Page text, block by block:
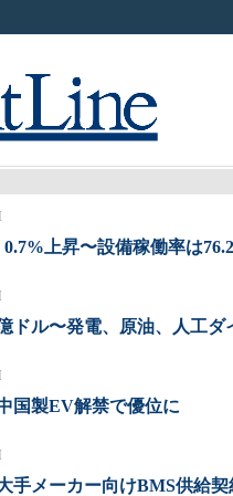
上昇〜設備稼働率は
ドル〜発電、原油、人工ダ
国製EV解禁で優位に
手メーカー向けBMS供給契